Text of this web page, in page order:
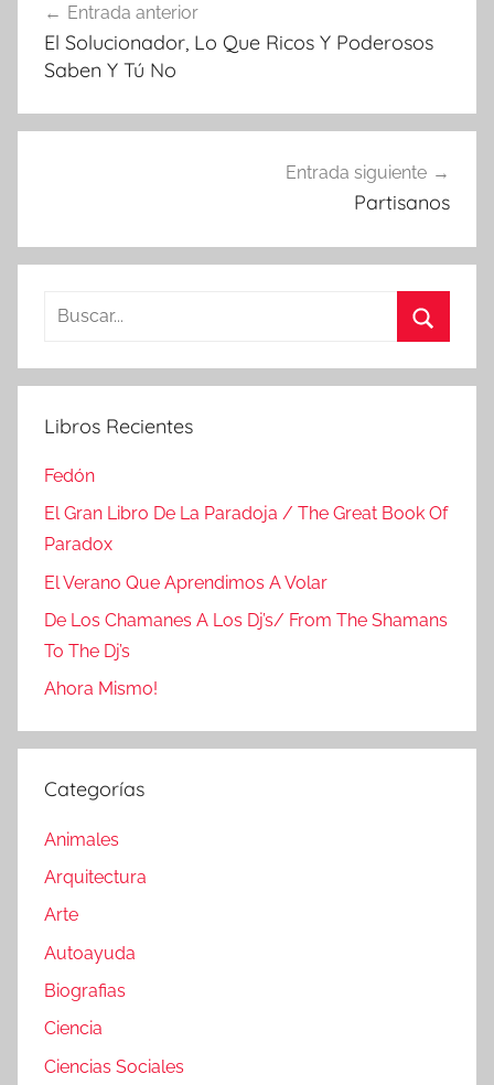
de
entradas
Entrada anterior
El Solucionador, Lo Que Ricos Y Poderosos
Saben Y Tú No
Entrada siguiente
Partisanos
Buscar:
Libros Recientes
Fedón
El Gran Libro De La Paradoja / The Great Book Of
Paradox
El Verano Que Aprendimos A Volar
De Los Chamanes A Los Dj’s/ From The Shamans
To The Dj’s
Ahora Mismo!
Categorías
Animales
Arquitectura
Arte
Autoayuda
Biografias
Ciencia
Ciencias Sociales